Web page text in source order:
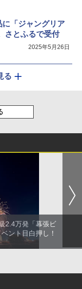
「ジャングリア
さとふるで受付
2025年5月26日
る
2.4万発「幕張ビ
ント目白押し！